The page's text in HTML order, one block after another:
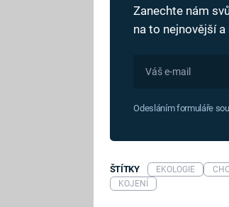
Zanechte nám
na to nejnovější
Odesláním formuláře
ŠTÍTKY EKOLOGIE
KOJENÍ